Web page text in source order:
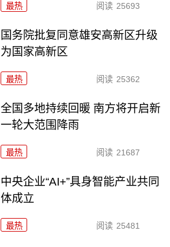
最热 阅读 25693
国务院批复同意雄安高新区升级
为国家高新区
最热 阅读 25362
全国多地持续回暖 南方将开启新
一轮大范围降雨
最热 阅读 21687
中央企业“AI+”具身智能产业共同
体成立
最热 阅读 25481